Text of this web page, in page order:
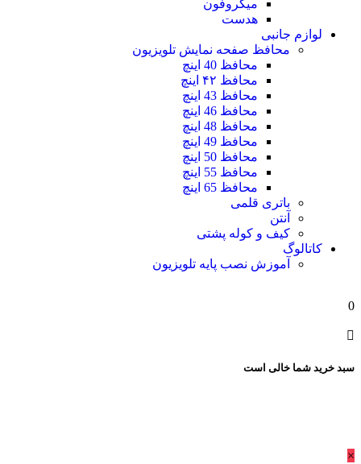
میکروفون
هدست
لوازم جانبی
محافظ صفحه نمایش تلویزیون
محافظ 40 اینچ
محافظ ۴۲ اینچ
محافظ 43 اینچ
محافظ 46 اینچ
محافظ 48 اینچ
محافظ 49 اینچ
محافظ 50 اینچ
محافظ 55 اینچ
محافظ 65 اینچ
باتری قلمی
آنتن
کیف و کوله پشتی
کاتالوگ
آموزش نصب پایه تلویزیون
0
سبد خرید شما خالی است
×